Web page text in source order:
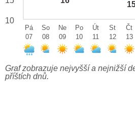
10
Pá
07
So
08
Ne
09
Po
10
Út
11
St
12
Čt
13
Graf zobrazuje nejvyšší a nejnižší
příštích dnů.